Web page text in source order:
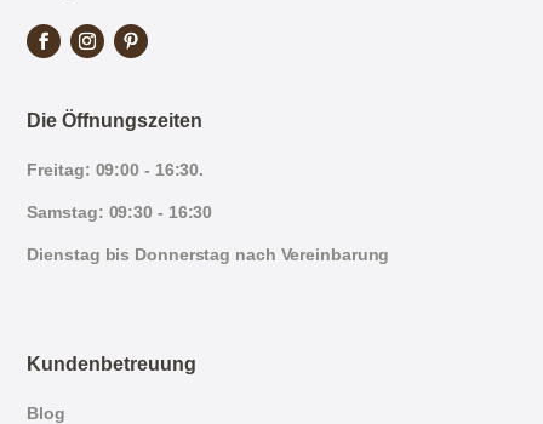
Die Öffnungszeiten
Freitag: 09:00 - 16:30.
Samstag: 09:30 - 16:30
Dienstag bis Donnerstag nach Vereinbarung
Kundenbetreuung
Blog